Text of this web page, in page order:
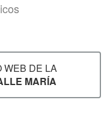
WEB DE LA
MARÍA